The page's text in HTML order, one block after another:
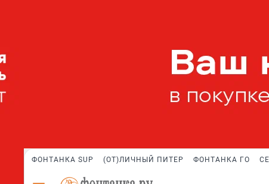
ФОНТАНКА SUP (ОТ)ЛИЧНЫЙ ПИТЕР ФОНТАНКА ГО